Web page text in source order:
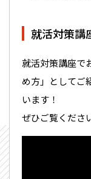
就活対策講
就活対策講座で
め方」としてご
います！
ぜひご覧くださ